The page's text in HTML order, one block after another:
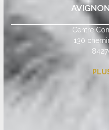
Centre
130